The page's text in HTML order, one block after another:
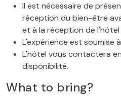
Il est nécessaire de
réception du bien-être
et à la réception de l'hôtel
L'expérience est soumise
L'hôtel vous contactera
disponibilité.
What to bring?